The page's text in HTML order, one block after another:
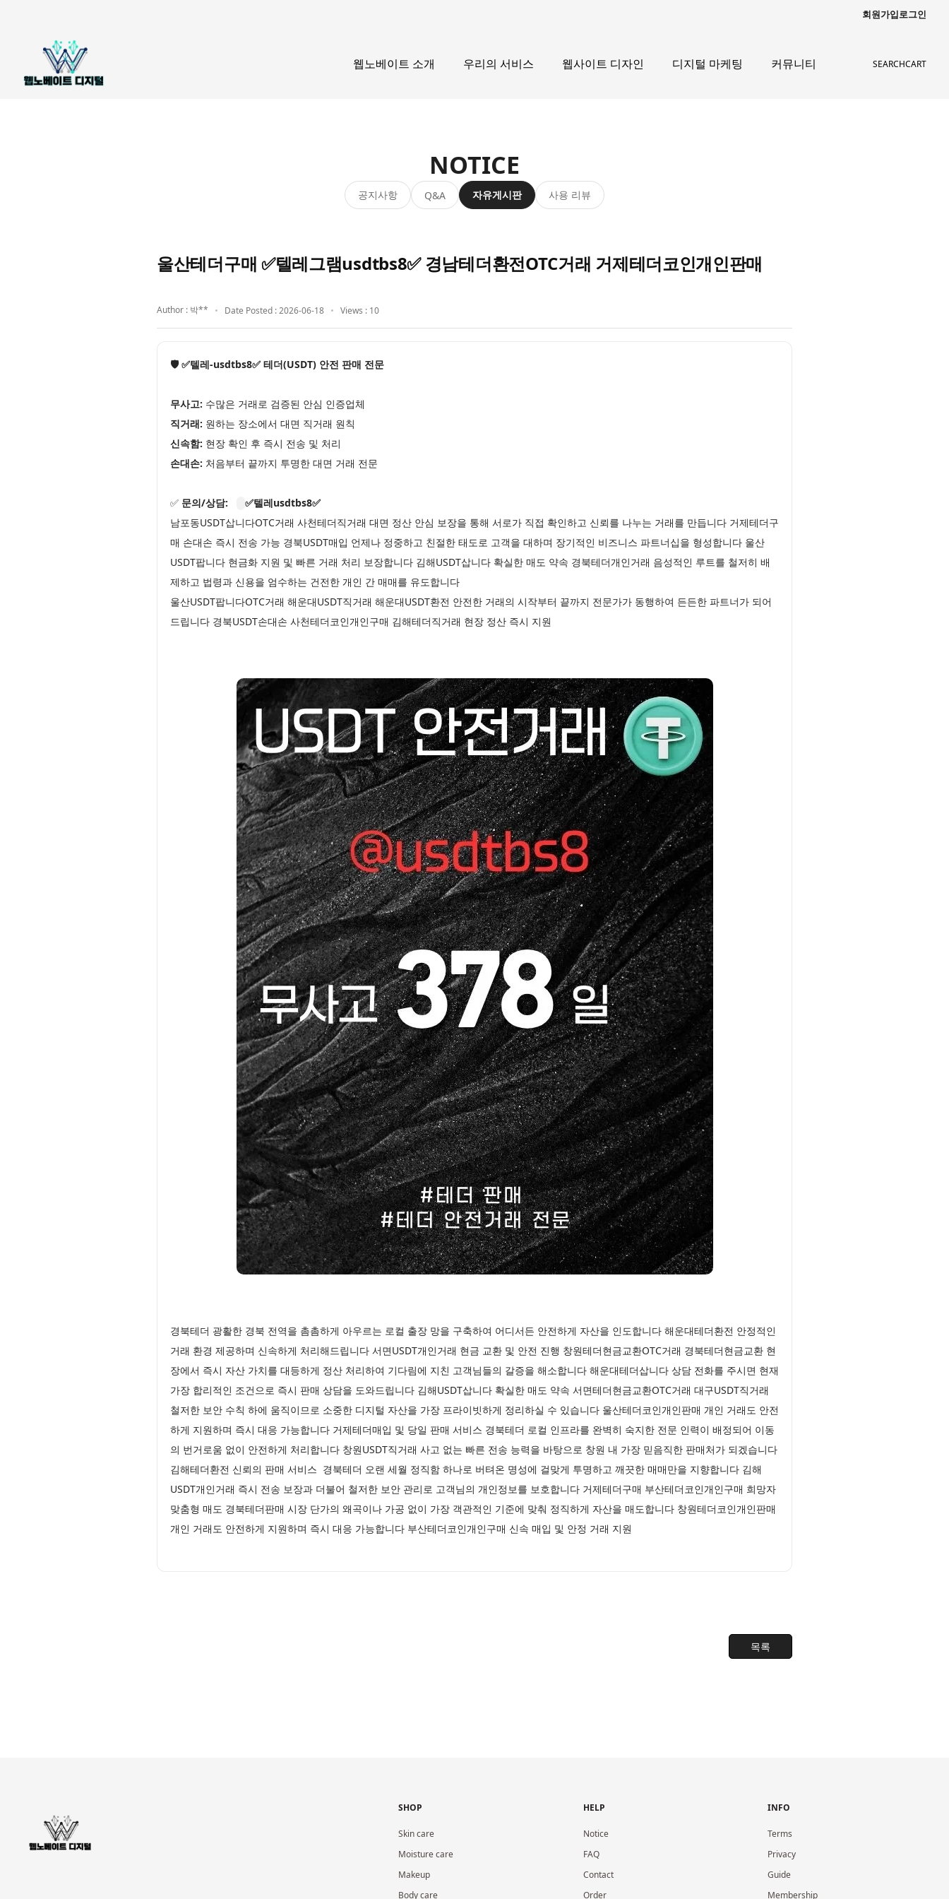
회원가입로그인
웹노베이트 소개 우리의 서비스 웹사이트 디자인 디지털 마케팅 커뮤니티 SEARCHCART
NOTICE
공지사항 Q&A 자유게시판 사용 리뷰
울산테더구매 ✅텔레그램usdtbs8✅ 경남테더환전OTC거래 거제테더코인개인판매
Author : 박** Date Posted : 2026-06-18 Views : 10
🛡️ ✅텔레-usdtbs8✅ 테더(USDT) 안전 판매 전문
무사고: 수많은 거래로 검증된 안심 인증업체
직거래: 원하는 장소에서 대면 직거래 원칙
신속함: 현장 확인 후 즉시 전송 및 처리
손대손: 처음부터 끝까지 투명한 대면 거래 전문
✅ 문의/상담:
✅텔레usdtbs8✅
남포동USDT삽니다OTC거래 사천테더직거래 대면 정산 안심 보장을 통해 서로가 직접 확인하고 신뢰를 나누는 거래를 만듭니다 거제테더구
매 손대손 즉시 전송 가능 경북USDT매입 언제나 정중하고 친절한 태도로 고객을 대하며 장기적인 비즈니스 파트너십을 형성합니다 울산
USDT팝니다 현금화 지원 및 빠른 거래 처리 보장합니다 김해USDT삽니다 확실한 매도 약속 경북테더개인거래 음성적인 루트를 철저히 배
제하고 법령과 신용을 엄수하는 건전한 개인 간 매매를 유도합니다
울산USDT팝니다OTC거래 해운대USDT직거래 해운대USDT환전 안전한 거래의 시작부터 끝까지 전문가가 동행하여 든든한 파트너가 되어
드립니다 경북USDT손대손 사천테더코인개인구매 김해테더직거래 현장 정산 즉시 지원
경북테더 광활한 경북 전역을 촘촘하게 아우르는 로컬 출장 망을 구축하여 어디서든 안전하게 자산을 인도합니다 해운대테더환전 안정적인
거래 환경 제공하며 신속하게 처리해드립니다 서면USDT개인거래 현금 교환 및 안전 진행 창원테더현금교환OTC거래 경북테더현금교환 현
장에서 즉시 자산 가치를 대등하게 정산 처리하여 기다림에 지친 고객님들의 갈증을 해소합니다 해운대테더삽니다 상담 전화를 주시면 현재
가장 합리적인 조건으로 즉시 판매 상담을 도와드립니다 김해USDT삽니다 확실한 매도 약속 서면테더현금교환OTC거래 대구USDT직거래
철저한 보안 수칙 하에 움직이므로 소중한 디지털 자산을 가장 프라이빗하게 정리하실 수 있습니다 울산테더코인개인판매 개인 거래도 안전
하게 지원하며 즉시 대응 가능합니다 거제테더매입 및 당일 판매 서비스 경북테더 로컬 인프라를 완벽히 숙지한 전문 인력이 배정되어 이동
의 번거로움 없이 안전하게 처리합니다 창원USDT직거래 사고 없는 빠른 전송 능력을 바탕으로 창원 내 가장 믿음직한 판매처가 되겠습니다
김해테더환전 신뢰의 판매 서비스 경북테더 오랜 세월 정직함 하나로 버텨온 명성에 걸맞게 투명하고 깨끗한 매매만을 지향합니다 김해
USDT개인거래 즉시 전송 보장과 더불어 철저한 보안 관리로 고객님의 개인정보를 보호합니다 거제테더구매 부산테더코인개인구매 희망자
맞춤형 매도 경북테더판매 시장 단가의 왜곡이나 가공 없이 가장 객관적인 기준에 맞춰 정직하게 자산을 매도합니다 창원테더코인개인판매
개인 거래도 안전하게 지원하며 즉시 대응 가능합니다 부산테더코인개인구매 신속 매입 및 안정 거래 지원
목록
SHOP
Skin care
Moisture care
Makeup
Body care
HELP
Notice
FAQ
Contact
Order
INFO
Terms
Privacy
Guide
Membership